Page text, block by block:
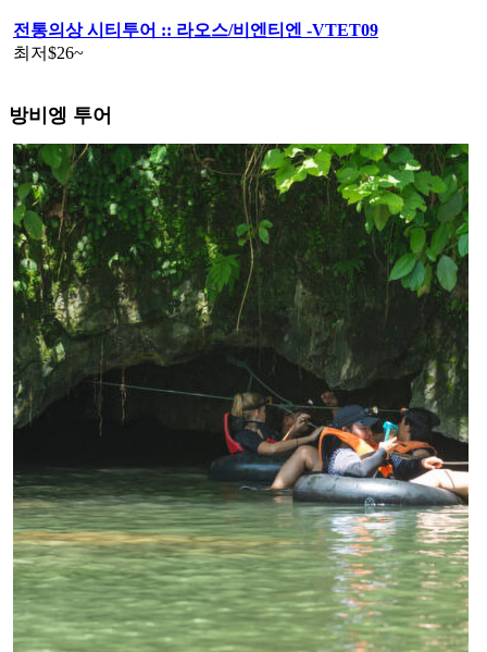
전통의상 시티투어 :: 라오스/비엔티엔 -VTET09
최저$26~
방비엥 투어